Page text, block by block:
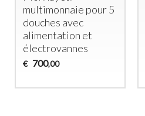
multimonnaie pour 5
douches avec
alimentation et
électrovannes
€ 700,00